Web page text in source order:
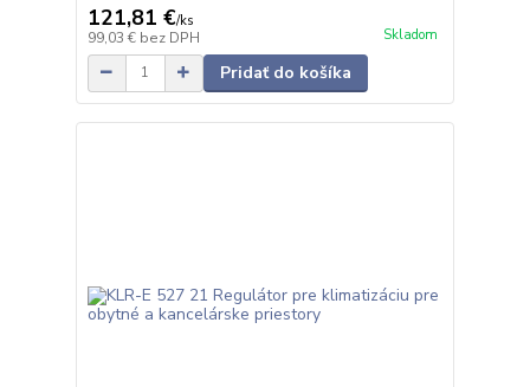
121,81 €/ks
99,03 € bez DPH Skladom
Pridať do košíka